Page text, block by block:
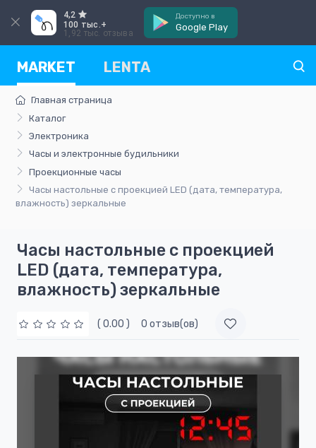
4,2
100 тыс.+
1,92 тыс. отзыва
Доступно в
Google Play
MARKET LENTA
Главная страница
Каталог
Электроника
Часы и электронные будильники
Проекционные часы
Часы настольные с проекцией LED (дата, температура,
влажность) зеркальные
Часы настольные с проекцией
LED (дата, температура,
влажность) зеркальные
( 0.00 ) 0 отзыв(ов)